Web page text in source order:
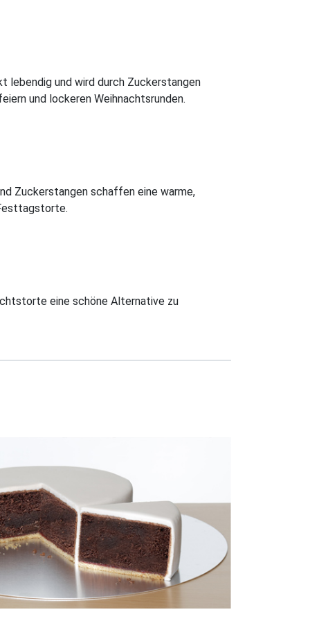
lebendig und wird durch Zuckerstangen
und lockeren Weihnachtsrunden.
Zuckerstangen schaffen eine warme,
eine schöne Alternative zu